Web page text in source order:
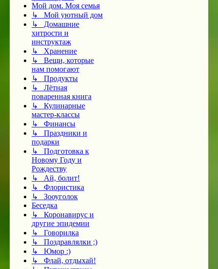
Мой дом. Моя семья
↳ Мой уютный дом
↳ Домашние
хитрости и
инструктаж
↳ Хранение
↳ Вещи, которые
нам помогают
↳ Продукты
↳ Лётная
поваренная книга
↳ Кулинарные
мастер-классы
↳ Финансы
↳ Праздники и
подарки
↳ Подготовка к
Новому Году и
Рождеству
↳ Ай, болит!
↳ Флористика
↳ Зооуголок
Беседка
↳ Коронавирус и
другие эпидемии
↳ Говорилка
↳ Поздравлялки ;)
↳ Юмор :)
↳ Флай, отдыхай!